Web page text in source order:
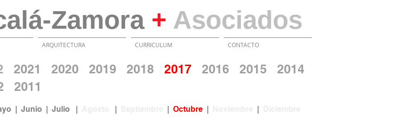
Zamora + Asociados
ARQUITECTURA CURRICULUM CONTACTO
2021 2020 2019 2018 2017 2016 2015
2014
2011
| Junio | Julio | | | Octubre | |